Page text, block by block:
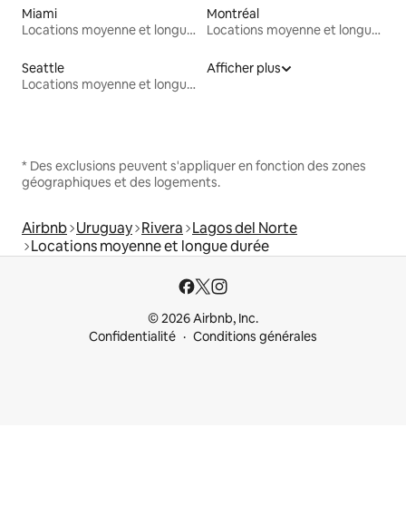
Miami
Locations moyenne et longue durée
Montréal
Locations moyenne et longue durée
Seattle
Locations moyenne et longue durée
Afficher plus
* Des exclusions peuvent s'appliquer en fonction des zones
géographiques et des logements.
Airbnb Uruguay Rivera Lagos del Norte
Locations moyenne et longue durée
© 2026 Airbnb, Inc.
Confidentialité
Conditions générales